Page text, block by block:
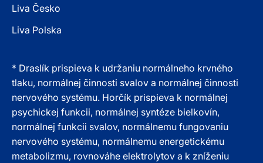
Liva Česko
Liva Polska
* Draslík prispieva k udržaniu normálneho krvného
tlaku, normálnej činnosti svalov a normálnej činnosti
nervového systému. Horčík prispieva k normálnej
psychickej funkcii, normálnej syntéze bielkovín,
normálnej funkcii svalov, normálnemu fungovaniu
nervového systému, normálnemu energetickému
metabolizmu, rovnováhe elektrolytov a k zníženiu